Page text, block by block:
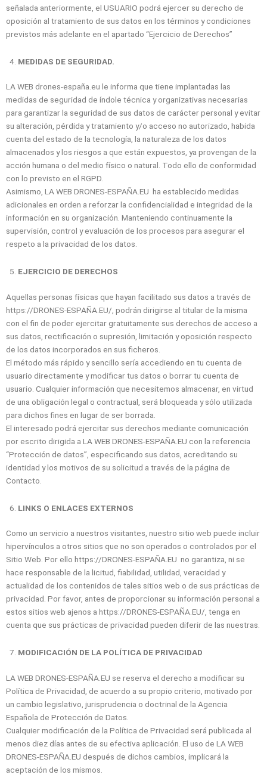
señalada anteriormente, el USUARIO podrá ejercer su derecho de
oposición al tratamiento de sus datos en los términos y condiciones
previstos más adelante en el apartado “Ejercicio de Derechos”
MEDIDAS DE SEGURIDAD.
LA WEB drones-españa.eu le informa que tiene implantadas las
medidas de seguridad de índole técnica y organizativas necesarias
para garantizar la seguridad de sus datos de carácter personal y evitar
su alteración, pérdida y tratamiento y/o acceso no autorizado, habida
cuenta del estado de la tecnología, la naturaleza de los datos
almacenados y los riesgos a que están expuestos, ya provengan de la
acción humana o del medio físico o natural. Todo ello de conformidad
con lo previsto en el RGPD.
Asimismo, LA WEB DRONES-ESPAÑA.EU ha establecido medidas
adicionales en orden a reforzar la confidencialidad e integridad de la
información en su organización. Manteniendo continuamente la
supervisión, control y evaluación de los procesos para asegurar el
respeto a la privacidad de los datos.
EJERCICIO DE DERECHOS
Aquellas personas físicas que hayan facilitado sus datos a través de
https://DRONES-ESPAÑA.EU/, podrán dirigirse al titular de la misma
con el fin de poder ejercitar gratuitamente sus derechos de acceso a
sus datos, rectificación o supresión, limitación y oposición respecto
de los datos incorporados en sus ficheros.
El método más rápido y sencillo sería accediendo en tu cuenta de
usuario directamente y modificar tus datos o borrar tu cuenta de
usuario. Cualquier información que necesitemos almacenar, en virtud
de una obligación legal o contractual, será bloqueada y sólo utilizada
para dichos fines en lugar de ser borrada.
El interesado podrá ejercitar sus derechos mediante comunicación
por escrito dirigida a LA WEB DRONES-ESPAÑA.EU con la referencia
“Protección de datos”, especificando sus datos, acreditando su
identidad y los motivos de su solicitud a través de la página de
Contacto.
LINKS O ENLACES EXTERNOS
Como un servicio a nuestros visitantes, nuestro sitio web puede incluir
hipervínculos a otros sitios que no son operados o controlados por el
Sitio Web. Por ello https://DRONES-ESPAÑA.EU no garantiza, ni se
hace responsable de la licitud, fiabilidad, utilidad, veracidad y
actualidad de los contenidos de tales sitios web o de sus prácticas de
privacidad. Por favor, antes de proporcionar su información personal a
estos sitios web ajenos a https://DRONES-ESPAÑA.EU/, tenga en
cuenta que sus prácticas de privacidad pueden diferir de las nuestras.
MODIFICACIÓN DE LA POLÍTICA DE PRIVACIDAD
LA WEB DRONES-ESPAÑA.EU se reserva el derecho a modificar su
Política de Privacidad, de acuerdo a su propio criterio, motivado por
un cambio legislativo, jurisprudencia o doctrinal de la Agencia
Española de Protección de Datos.
Cualquier modificación de la Política de Privacidad será publicada al
menos diez días antes de su efectiva aplicación. El uso de LA WEB
DRONES-ESPAÑA.EU después de dichos cambios, implicará la
aceptación de los mismos.